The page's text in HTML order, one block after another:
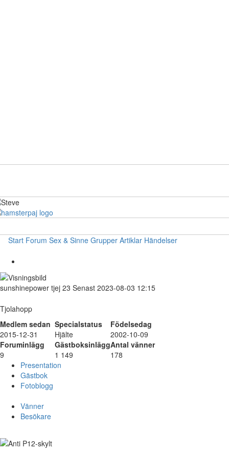
Start Forum Sex & Sinne Grupper Artiklar Händelser
sunshinepower tjej 23 Senast 2023-08-03 12:15
Tjolahopp
Medlem sedan Specialstatus
Födelsedag
2015-12-31
Hjälte
2002-10-09
Foruminlägg
GästboksinläggAntal vänner
9
1 149
178
Presentation
Gästbok
Fotoblogg
Vänner
Besökare